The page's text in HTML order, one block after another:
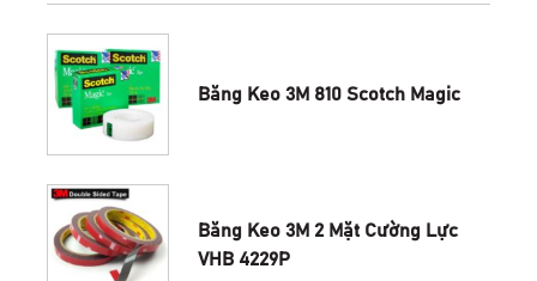
Băng Keo 3M 810 Scotch Magic
Băng Keo 3M 2 Mặt Cường Lực
VHB 4229P